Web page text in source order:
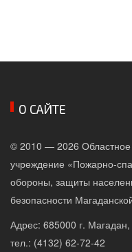
О САЙТЕ
© 2010 — 2026 Областное
учреждение «Пожарно-
обороны, защиты
безопасности
Адрес: 685000 г.
тел.: (4132) 62-72-42